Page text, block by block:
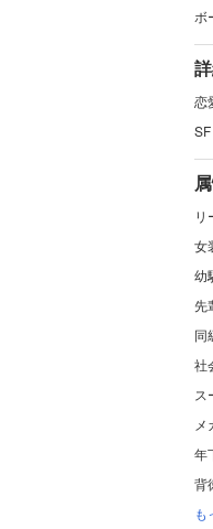
ボ
恋
リ
女
幼
先
同
社
ス
メ
年
背
も